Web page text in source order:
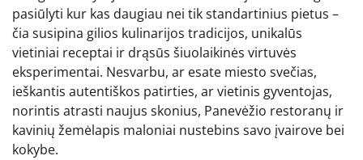
pasiūlyti kur kas daugiau nei tik standartinius pietus –
čia susipina gilios kulinarijos tradicijos, unikalūs
vietiniai receptai ir drąsūs šiuolaikinės virtuvės
eksperimentai. Nesvarbu, ar esate miesto svečias,
ieškantis autentiškos patirties, ar vietinis gyventojas,
norintis atrasti naujus skonius, Panevėžio restoranų ir
kavinių žemėlapis maloniai nustebins savo įvairove bei
kokybe.